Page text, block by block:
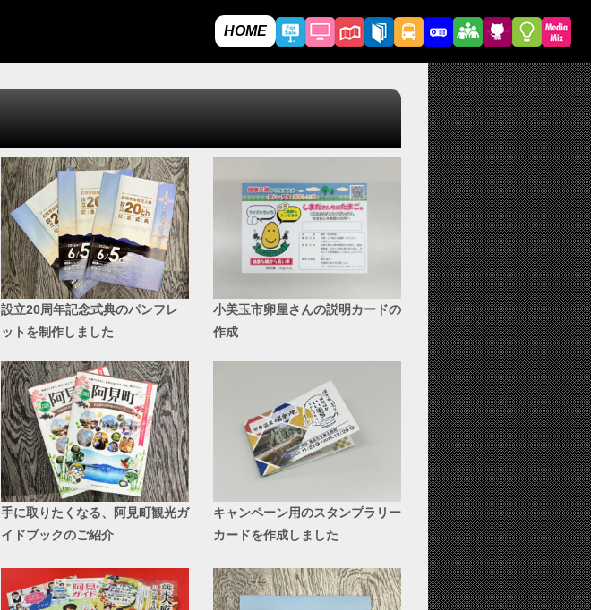
HOME
設立20周年記念式典のパンフレ
ットを制作しました
小美玉市卵屋さんの説明カードの
作成
手に取りたくなる、阿見町観光ガ
イドブックのご紹介
キャンペーン用のスタンプラリー
カードを作成しました